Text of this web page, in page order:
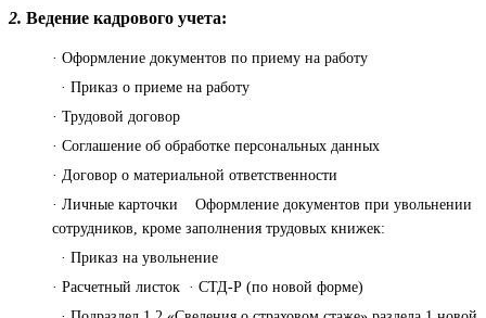
2. Ведение кадрового учета:
· Оформление документов по приему на работу
· Приказ о приеме на работу
· Трудовой договор
· Соглашение об обработке персональных данных
· Договор о материальной ответственности
· Личные карточки Оформление документов при увольнении
сотрудников, кроме заполнения трудовых книжек:
· Приказ на увольнение
· Расчетный листок · СТД-Р (по новой форме)